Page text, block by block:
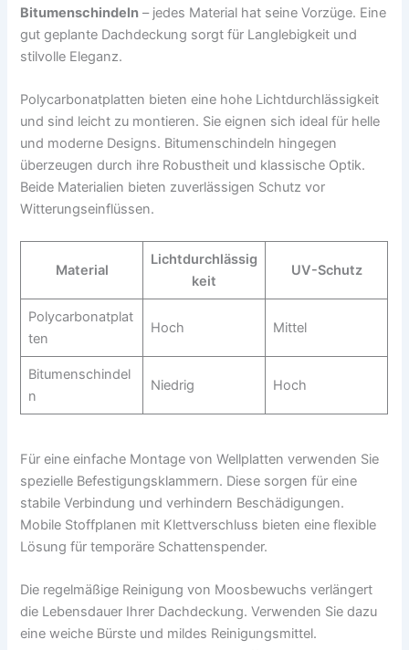
Bitumenschindeln – jedes Material hat seine Vorzüge. Eine
gut geplante Dachdeckung sorgt für Langlebigkeit und
stilvolle Eleganz.
Polycarbonatplatten bieten eine hohe Lichtdurchlässigkeit
und sind leicht zu montieren. Sie eignen sich ideal für helle
und moderne Designs. Bitumenschindeln hingegen
überzeugen durch ihre Robustheit und klassische Optik.
Beide Materialien bieten zuverlässigen Schutz vor
Witterungseinflüssen.
Material
Lichtdurchlässig
keit
UV-Schutz
Polycarbonatplat
ten
Hoch Mittel
Bitumenschindel
n
Niedrig Hoch
Für eine einfache Montage von Wellplatten verwenden Sie
spezielle Befestigungsklammern. Diese sorgen für eine
stabile Verbindung und verhindern Beschädigungen.
Mobile Stoffplanen mit Klettverschluss bieten eine flexible
Lösung für temporäre Schattenspender.
Die regelmäßige Reinigung von Moosbewuchs verlängert
die Lebensdauer Ihrer Dachdeckung. Verwenden Sie dazu
eine weiche Bürste und mildes Reinigungsmittel.